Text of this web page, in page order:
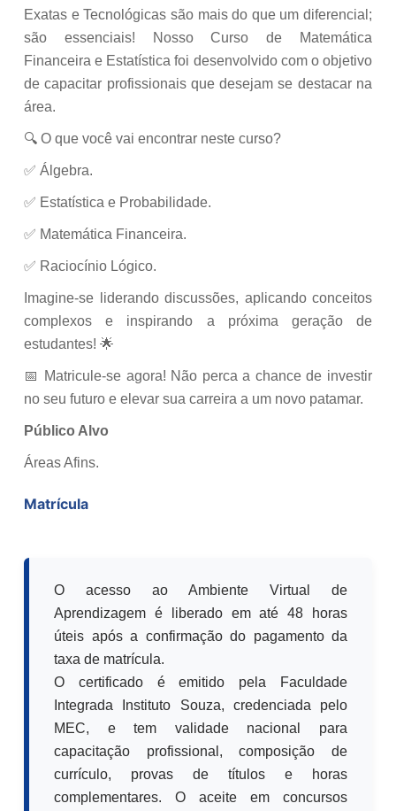
Exatas e Tecnológicas são mais do que um diferencial;
são essenciais! Nosso Curso de Matemática
Financeira e Estatística foi desenvolvido com o objetivo
de capacitar profissionais que desejam se destacar na
área.
🔍 O que você vai encontrar neste curso?
✅ Álgebra.
✅ Estatística e Probabilidade.
✅ Matemática Financeira.
✅ Raciocínio Lógico.
Imagine-se liderando discussões, aplicando conceitos
complexos e inspirando a próxima geração de
estudantes! 🌟
📅 Matricule-se agora! Não perca a chance de investir
no seu futuro e elevar sua carreira a um novo patamar.
Público Alvo
Áreas Afins.
Matrícula
O acesso ao Ambiente Virtual de
Aprendizagem é liberado em até 48 horas
úteis após a confirmação do pagamento da
taxa de matrícula.
O certificado é emitido pela Faculdade
Integrada Instituto Souza, credenciada pelo
MEC, e tem validade nacional para
capacitação profissional, composição de
currículo, provas de títulos e horas
complementares. O aceite em concursos